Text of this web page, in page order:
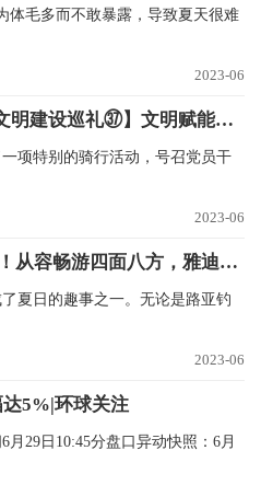
体毛多而不敢暴露，导致夏天很难
2023-06
焦点资讯：【群众性精神文明建设巡礼㊲】文明赋能编制精彩——常德市委编办创建省级文明标兵单位小记
项特别的骑行活动，号召党员干
2023-06
环球速看：39 ℃拍了拍你！从容畅游四面八方，雅迪出行搭子帮你爱上夏天
夏日的趣事之一。无论是路亚钓
2023-06
5%|环球关注
月29日10:45分盘口异动快照：6月